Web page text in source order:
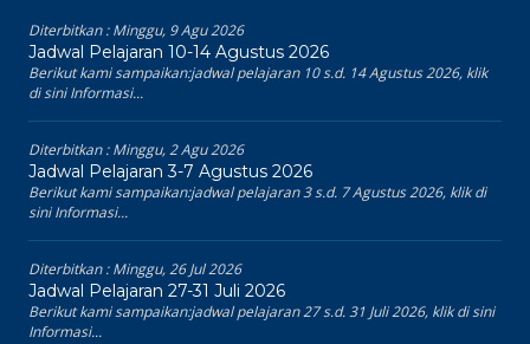
Diterbitkan :Minggu, 9 Agu 2026
Jadwal Pelajaran 10-14 Agustus 2026
Berikut kami sampaikan:jadwal pelajaran 10 s.d. 14 Agustus 2026, klik
di sini Informasi...
Diterbitkan :Minggu, 2 Agu 2026
Jadwal Pelajaran 3-7 Agustus 2026
Berikut kami sampaikan:jadwal pelajaran 3 s.d. 7 Agustus 2026, klik di
sini Informasi...
Diterbitkan :Minggu, 26 Jul 2026
Jadwal Pelajaran 27-31 Juli 2026
Berikut kami sampaikan:jadwal pelajaran 27 s.d. 31 Juli 2026, klik di sini
Informasi...